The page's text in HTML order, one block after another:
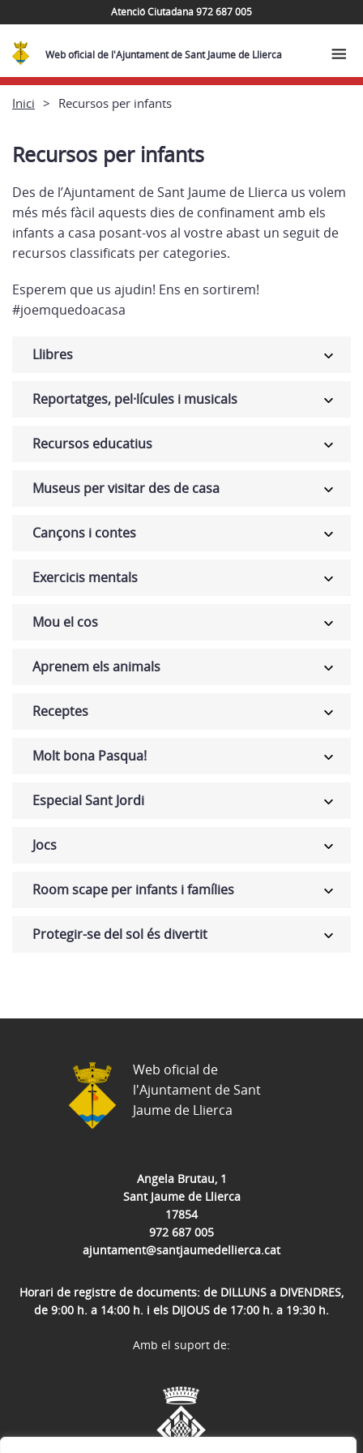
Atenció Ciutadana 972 687 005
Web oficial de l'Ajuntament de Sant Jaume de Llierca
Inici Recursos per infants
Recursos per infants
Des de l’Ajuntament de Sant Jaume de Llierca us volem
més més fàcil aquests dies de confinament amb els
infants a casa posant-vos al vostre abast un seguit de
recursos classificats per categories.
Esperem que us ajudin! Ens en sortirem!
#joemquedoacasa
Llibres
Reportatges, pel·lícules i musicals
Recursos educatius
Museus per visitar des de casa
Cançons i contes
Exercicis mentals
Mou el cos
Aprenem els animals
Receptes
Molt bona Pasqua!
Especial Sant Jordi
Jocs
Room scape per infants i famílies
Protegir-se del sol és divertit
Angela Brutau, 1
Sant Jaume de Llierca
17854
972 687 005
ajuntament@santjaumedellierca.cat
Horari de registre de documents: de DILLUNS a DIVENDRES,
de 9:00 h. a 14:00 h. i els DIJOUS de 17:00 h. a 19:30 h.
Web oficial de
l'Ajuntament de Sant
Jaume de Llierca
Amb el suport de: